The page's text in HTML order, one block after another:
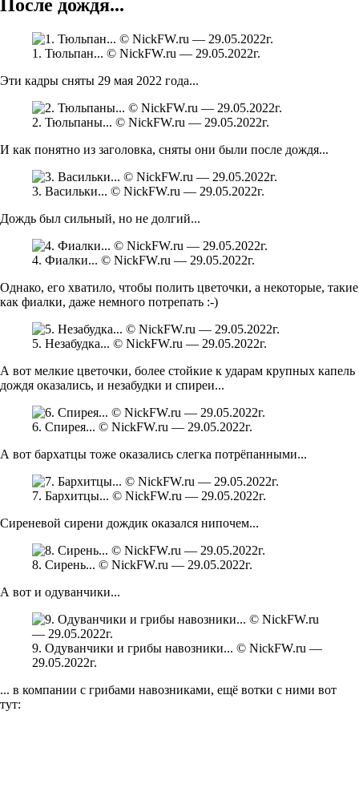
После дождя...
1. Тюльпан... © NickFW.ru — 29.05.2022г.
Эти кадры сняты 29 мая 2022 года...
2. Тюльпаны... © NickFW.ru — 29.05.2022г.
И как понятно из заголовка, сняты они были после дождя...
3. Васильки... © NickFW.ru — 29.05.2022г.
Дождь был сильный, но не долгий...
4. Фиалки... © NickFW.ru — 29.05.2022г.
Однако, его хватило, чтобы полить цветочки, а некоторые, такие
как фиалки, даже немного потрепать :-)
5. Незабудка... © NickFW.ru — 29.05.2022г.
А вот мелкие цветочки, более стойкие к ударам крупных капель
дождя оказались, и незабудки и спиреи...
6. Спирея... © NickFW.ru — 29.05.2022г.
А вот бархатцы тоже оказались слегка потрёпанными...
7. Бархитцы... © NickFW.ru — 29.05.2022г.
Сиреневой сирени дождик оказался нипочем...
8. Сирень... © NickFW.ru — 29.05.2022г.
А вот и одуванчики...
9. Одуванчики и грибы навозники... © NickFW.ru —
29.05.2022г.
... в компании с грибами навозниками, ещё вотки с ними вот
тут: